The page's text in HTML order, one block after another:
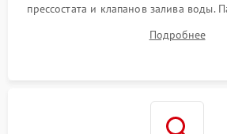
прессостата и клапанов залива воды.
Восстановление целостности
Подробнее